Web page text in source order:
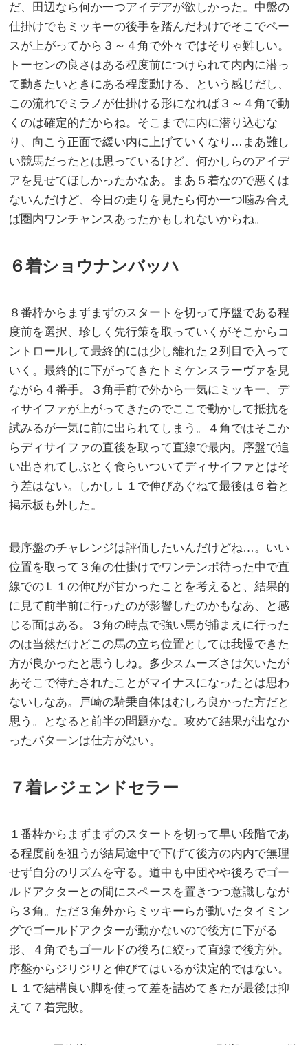
だ、田辺なら何か一つアイデアが欲しかった。中盤の
仕掛けでもミッキーの後手を踏んだわけでそこでペー
スが上がってから３～４角で外々ではそりゃ難しい。
トーセンの良さはある程度前につけられて内内に潜っ
て動きたいときにある程度動ける、という感じだし、
この流れでミラノが仕掛ける形になれば３～４角で動
くのは確定的だからね。そこまでに内に潜り込むな
り、向こう正面で緩い内に上げていくなり…まあ難し
い競馬だったとは思っているけど、何かしらのアイデ
アを見せてほしかったかなあ。まあ５着なので悪くは
ないんだけど、今日の走りを見たら何か一つ噛み合え
ば圏内ワンチャンスあったかもしれないからね。
６着ショウナンバッハ
８番枠からまずまずのスタートを切って序盤である程
度前を選択、珍しく先行策を取っていくがそこからコ
ントロールして最終的には少し離れた２列目で入って
いく。最終的に下がってきたトミケンスラーヴァを見
ながら４番手。３角手前で外から一気にミッキー、デ
ィサイファが上がってきたのでここで動かして抵抗を
試みるが一気に前に出られてしまう。４角ではそこか
らディサイファの直後を取って直線で最内。序盤で追
い出されてしぶとく食らいついてディサイファとはそ
う差はない。しかしＬ１で伸びあぐねて最後は６着と
掲示板も外した。
最序盤のチャレンジは評価したいんだけどね…。いい
位置を取って３角の仕掛けでワンテンポ待った中で直
線でのＬ１の伸びが甘かったことを考えると、結果的
に見て前半前に行ったのが影響したのかもなあ、と感
じる面はある。３角の時点で強い馬が捕まえに行った
のは当然だけどこの馬の立ち位置としては我慢できた
方が良かったと思うしね。多少スムーズさは欠いたが
あそこで待たされたことがマイナスになったとは思わ
ないしなあ。戸崎の騎乗自体はむしろ良かった方だと
思う。となると前半の問題かな。攻めて結果が出なか
ったパターンは仕方がない。
７着レジェンドセラー
１番枠からまずまずのスタートを切って早い段階であ
る程度前を狙うが結局途中で下げて後方の内内で無理
せず自分のリズムを守る。道中も中団やや後ろでゴー
ルドアクターとの間にスペースを置きつつ意識しなが
ら３角。ただ３角外からミッキーらが動いたタイミン
グでゴールドアクターが動かないので後方に下がる
形、４角でもゴールドの後ろに絞って直線で後方外。
序盤からジリジリと伸びてはいるが決定的ではない。
Ｌ１で結構良い脚を使って差を詰めてきたが最後は抑
えて７着完敗。